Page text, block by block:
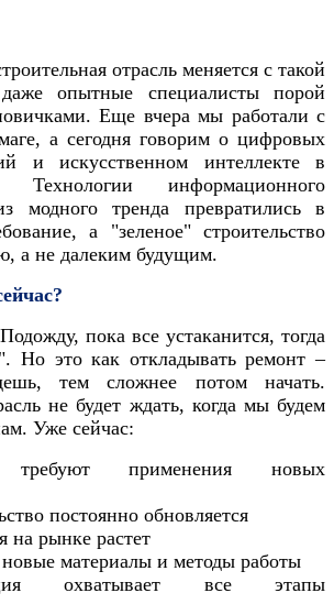
отрасль меняется с такой
опытные специалисты порой
Еще вчера мы работали с
а сегодня говорим о цифровых
и искусственном интеллекте в
Технологии информационного
модного тренда превратились в
а "зеленое" строительство
а не далеким будущим.
пока все устаканится, тогда
Но это как откладывать ремонт –
тем сложнее потом начать.
не будет ждать, когда мы будем
Уже сейчас:
требуют применения новых
постоянно обновляется
на рынке растет
материалы и методы работы
охватывает все этапы